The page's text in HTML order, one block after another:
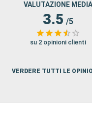
VALUTAZIONE MEDIA
3.5 /5
su 2 opinioni clienti
VERDERE TUTTI LE